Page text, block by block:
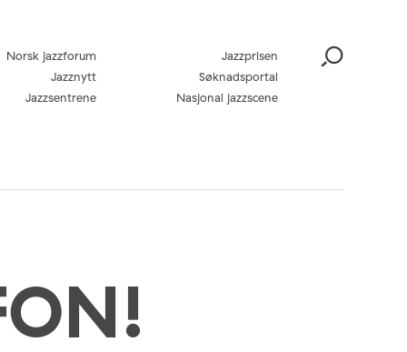
Norsk jazzforum
Jazzprisen
Jazznytt
Søknadsportal
Jazzsentrene
Nasjonal jazzscene